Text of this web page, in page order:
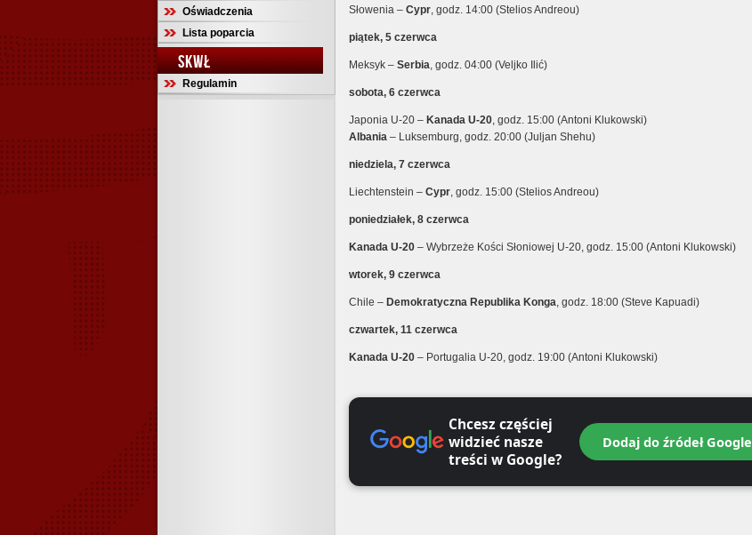
Oświadczenia
Lista poparcia
SKWŁ
Regulamin
Słowenia – Cypr, godz. 14:00 (Stelios Andreou)
piątek, 5 czerwca
Meksyk – Serbia, godz. 04:00 (Veljko Ilić)
sobota, 6 czerwca
Japonia U-20 – Kanada U-20, godz. 15:00 (Antoni Klukowski)
Albania – Luksemburg, godz. 20:00 (Juljan Shehu)
niedziela, 7 czerwca
Liechtenstein – Cypr, godz. 15:00 (Stelios Andreou)
poniedziałek, 8 czerwca
Kanada U-20 – Wybrzeże Kości Słoniowej U-20, godz. 15:00 (Antoni Klukowski)
wtorek, 9 czerwca
Chile – Demokratyczna Republika Konga, godz. 18:00 (Steve Kapuadi)
czwartek, 11 czerwca
Kanada U-20 – Portugalia U-20, godz. 19:00 (Antoni Klukowski)
Chcesz częściej
widzieć nasze
treści w Google?
Dodaj do źródeł Google